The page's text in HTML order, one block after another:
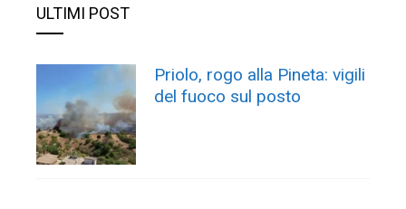
ULTIMI POST
Priolo, rogo alla Pineta: vigili
del fuoco sul posto